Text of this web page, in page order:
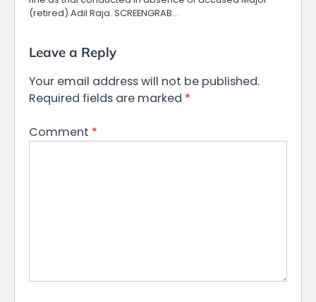
(retired) Adil Raja. SCREENGRAB…
Leave a Reply
Your email address will not be published.
Required fields are marked *
Comment *